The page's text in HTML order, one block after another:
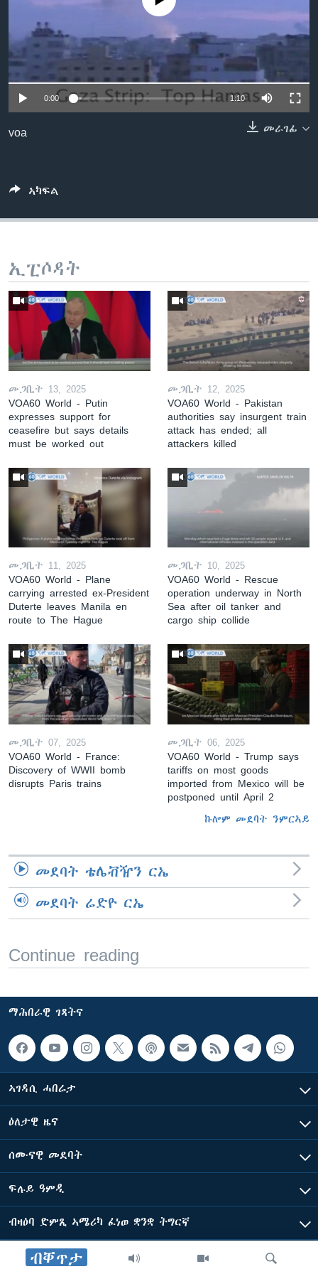
ቋንቋታት
ብቐጥታ
0:00 1:10
መራገፊ
voa
ኣካፍል
ኢፒሶዳት
መጋቢት 13, 2025
VOA60 World - Putin
expresses support for
ceasefire but says details
must be worked out
መጋቢት 12, 2025
VOA60 World - Pakistan
authorities say insurgent train
attack has ended; all
attackers killed
መጋቢት 11, 2025
VOA60 World - Plane
carrying arrested ex-President
Duterte leaves Manila en
route to The Hague
መጋቢት 10, 2025
VOA60 World - Rescue
operation underway in North
Sea after oil tanker and
cargo ship collide
መጋቢት 07, 2025
VOA60 World - France:
Discovery of WWII bomb
disrupts Paris trains
መጋቢት 06, 2025
VOA60 World - Trump says
tariffs on most goods
imported from Mexico will be
postponed until April 2
ኩሎም መደባት ንምርኣይ
መደባት ቴሌቭዥን ርኤ
መደባት ሬድዮ ርኤ
Continue reading
ማሕበራዊ ገጻትና
ኣገዳሲ ሓበሬታ
ዕለታዊ ዜና
ሰሙናዊ መደባት
ፍሉይ ዓምዲ
ብዛዕባ ድምጺ ኣሜሪካ ፈነወ ቋንቋ ትግርኛ
ድምጺ ኣመሪካ ብመሰል ጸሓፊ ዝተሓለወዩ።